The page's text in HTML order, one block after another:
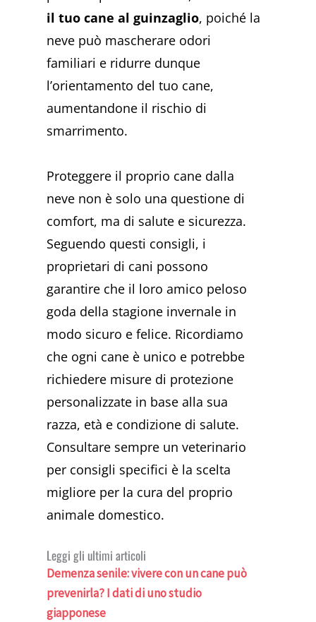
il tuo cane al guinzaglio, poiché la
neve può mascherare odori
familiari e ridurre dunque
l’orientamento del tuo cane,
aumentandone il rischio di
smarrimento.
Proteggere il proprio cane dalla
neve non è solo una questione di
comfort, ma di salute e sicurezza.
Seguendo questi consigli, i
proprietari di cani possono
garantire che il loro amico peloso
goda della stagione invernale in
modo sicuro e felice. Ricordiamo
che ogni cane è unico e potrebbe
richiedere misure di protezione
personalizzate in base alla sua
razza, età e condizione di salute.
Consultare sempre un veterinario
per consigli specifici è la scelta
migliore per la cura del proprio
animale domestico.
Leggi gli ultimi articoli
Demenza senile: vivere con un cane può
prevenirla? I dati di uno studio
giapponese